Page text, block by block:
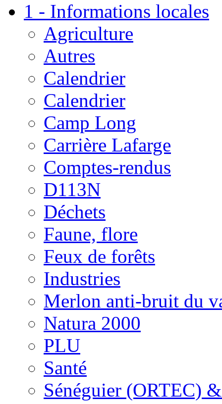
1 - Informations locales
Agriculture
Autres
Calendrier
Calendrier
Camp Long
Carrière Lafarge
Comptes-rendus
D113N
Déchets
Faune, flore
Feux de forêts
Industries
Merlon anti-bruit du
Natura 2000
PLU
Santé
Sénéguier (ORTEC)